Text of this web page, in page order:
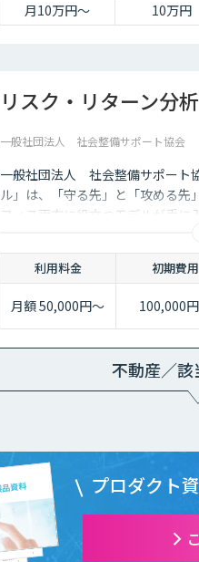
月10万円〜 10万円
リスク・リターン分
一般社団法人 社会整備サポート協会
一般社団法人 社会整備サポート
ル」は、「守る先」と「攻める先
フィス両方に役立つモデルが手に
利用料金 初期費用
月額 50,000円～ 100,000
不動産／
プロダクト